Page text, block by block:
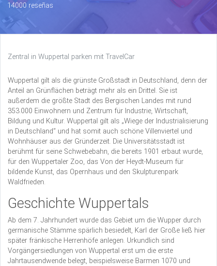
14000 reseñas
Zentral in Wuppertal parken mit TravelCar
Wuppertal gilt als die grünste Großstadt in Deutschland, denn der
Anteil an Grünflächen beträgt mehr als ein Drittel. Sie ist
außerdem die größte Stadt des Bergischen Landes mit rund
353.000 Einwohnern und Zentrum für Industrie, Wirtschaft,
Bildung und Kultur. Wuppertal gilt als „Wiege der Industrialisierung
in Deutschland“ und hat somit auch schöne Villenviertel und
Wohnhäuser aus der Gründerzeit. Die Universitätsstadt ist
berühmt für seine Schwebebahn, die bereits 1901 erbaut wurde,
für den Wuppertaler Zoo, das Von der Heydt-Museum für
bildende Kunst, das Opernhaus und den Skulpturenpark
Waldfrieden.
Geschichte Wuppertals
Ab dem 7. Jahrhundert wurde das Gebiet um die Wupper durch
germanische Stämme spärlich besiedelt, Karl der Große ließ hier
später fränkische Herrenhöfe anlegen. Urkundlich sind
Vorgängersiedlungen von Wuppertal erst um die erste
Jahrtausendwende belegt, beispielsweise Barmen 1070 und